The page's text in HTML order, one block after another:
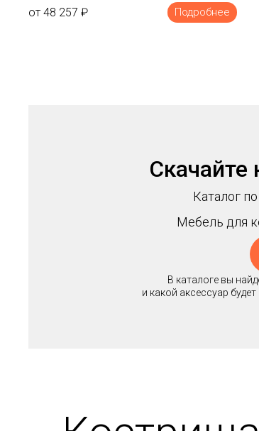
от 48 257 ₽ Подробнее
Скачайте
Каталог
Мебель для
В каталоге вы
и какой аксессуар